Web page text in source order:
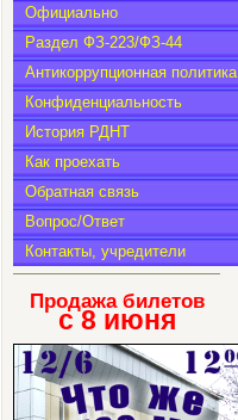
Официально
Раздел ФЗ-223/ФЗ-44
Антикоррупционная политика
Конфиденциальность
История РДНТ
Как проехать
Обратная связь
Вопрос/Ответ
Контакты, учредители
Продажа билетов
с 8 июня